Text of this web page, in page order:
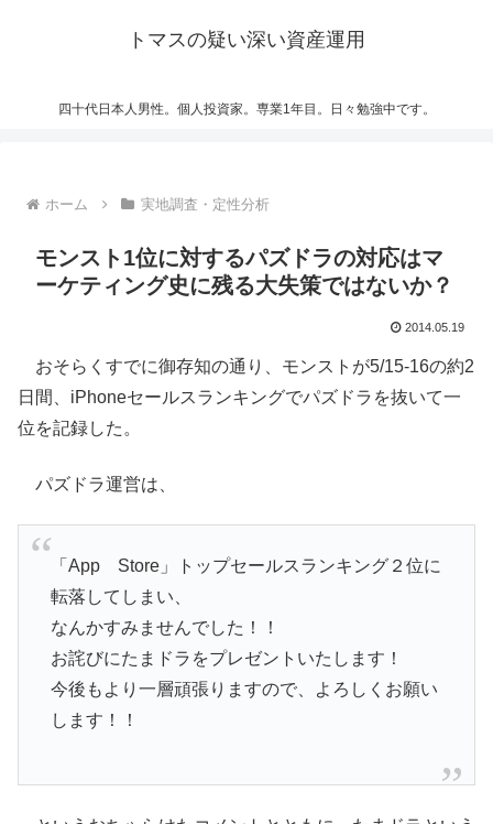
トマスの疑い深い資産運用
四十代日本人男性。個人投資家。専業1年目。日々勉強中です。
ホーム 実地調査・定性分析
モンスト1位に対するパズドラの対応はマ
ーケティング史に残る大失策ではないか？
2014.05.19
おそらくすでに御存知の通り、モンストが5/15-16の約2
日間、iPhoneセールスランキングでパズドラを抜いて一
位を記録した。
パズドラ運営は、
「App Store」トップセールスランキング２位に
転落してしまい、
なんかすみませんでした！！
お詫びにたまドラをプレゼントいたします！
今後もより一層頑張りますので、よろしくお願い
します！！